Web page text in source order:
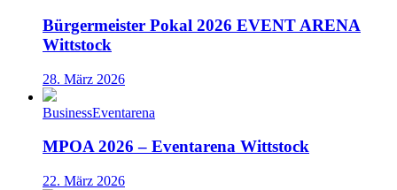
Bürgermeister Pokal 2026 EVENT ARENA
Wittstock
28. März 2026
BusinessEventarena
MPOA 2026 – Eventarena Wittstock
22. März 2026